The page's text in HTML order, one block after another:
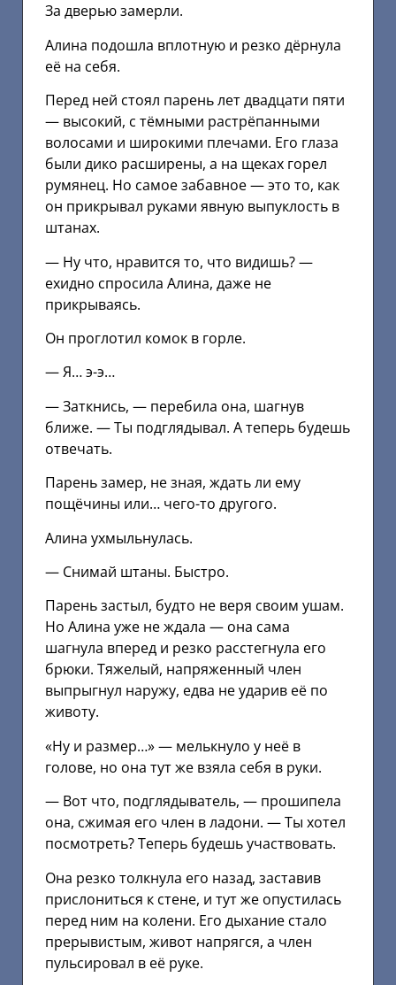
За дверью замерли.
Алина подошла вплотную и резко дёрнула
её на себя.
Перед ней стоял парень лет двадцати пяти
— высокий, с тёмными растрёпанными
волосами и широкими плечами. Его глаза
были дико расширены, а на щеках горел
румянец. Но самое забавное — это то, как
он прикрывал руками явную выпуклость в
штанах.
— Ну что, нравится то, что видишь? —
ехидно спросила Алина, даже не
прикрываясь.
Он проглотил комок в горле.
— Я… э-э…
— Заткнись, — перебила она, шагнув
ближе. — Ты подглядывал. А теперь будешь
отвечать.
Парень замер, не зная, ждать ли ему
пощёчины или… чего-то другого.
Алина ухмыльнулась.
— Снимай штаны. Быстро.
Парень застыл, будто не веря своим ушам.
Но Алина уже не ждала — она сама
шагнула вперед и резко расстегнула его
брюки. Тяжелый, напряженный член
выпрыгнул наружу, едва не ударив её по
животу.
«Ну и размер…» — мелькнуло у неё в
голове, но она тут же взяла себя в руки.
— Вот что, подглядыватель, — прошипела
она, сжимая его член в ладони. — Ты хотел
посмотреть? Теперь будешь участвовать.
Она резко толкнула его назад, заставив
прислониться к стене, и тут же опустилась
перед ним на колени. Его дыхание стало
прерывистым, живот напрягся, а член
пульсировал в её руке.